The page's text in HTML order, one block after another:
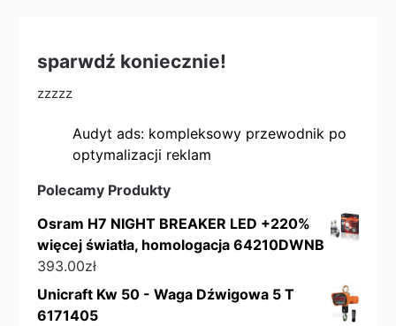
sparwdź koniecznie!
zzzzz
Audyt ads: kompleksowy przewodnik po
optymalizacji reklam
Polecamy Produkty
Osram H7 NIGHT BREAKER LED +220%
więcej światła, homologacja 64210DWNB
393.00zł
Unicraft Kw 50 - Waga Dźwigowa 5 T
6171405